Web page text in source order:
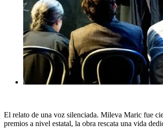
El relato de una voz silenciada. Mileva Maric fue
premios a nivel estatal, la obra rescata una vida